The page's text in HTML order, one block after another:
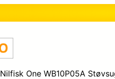
Nilfisk One WB10P05A